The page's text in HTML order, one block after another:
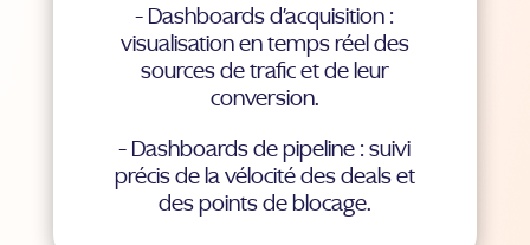
- Dashboards d'acquisition :
visualisation en temps réel des
sources de trafic et de leur
conversion.
- Dashboards de pipeline : suivi
précis de la vélocité des deals et
des points de blocage.